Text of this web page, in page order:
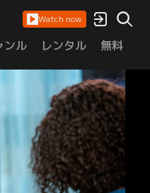
Watch now
ンル レンタル 無料